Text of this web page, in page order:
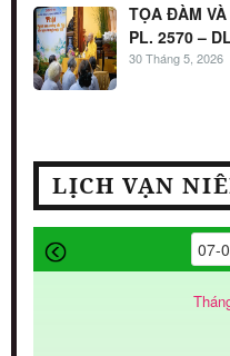
TỌA ĐÀM
PL. 2570 –
30 Tháng 5, 2026
LỊCH VẠN